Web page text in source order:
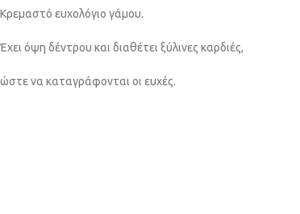
Κρεμαστό ευχολόγιο γάμου.
Έχει όψη δέντρου και διαθέτει ξύλινες καρδιές,
ώστε να καταγράφονται οι ευχές.